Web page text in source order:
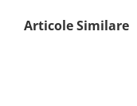
Articole Similare